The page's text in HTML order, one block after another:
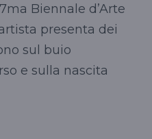
Biennale d’Arte
presenta dei
sul buio
e sulla nascita